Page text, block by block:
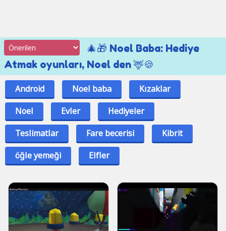
🎄🎁 Noel Baba: Hediye
Atmak oyunları, Noel den 🦌🍪
Android Noel baba
Kızaklar
Noel
Evler
Hediyeler
Teslimatlar
Fare becerisi
Kibrit
öğle yemeği
Elfler